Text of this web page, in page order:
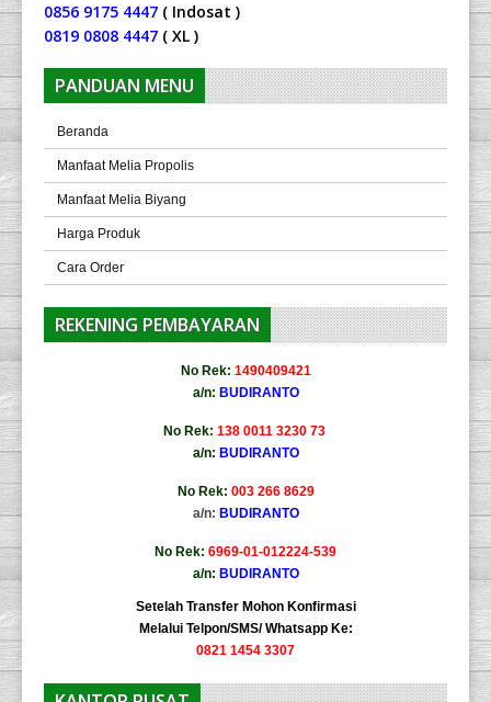
0856 9175 4447 ( Indosat )
0819 0808 4447 ( XL )
PANDUAN MENU
Beranda
Manfaat Melia Propolis
Manfaat Melia Biyang
Harga Produk
Cara Order
REKENING PEMBAYARAN
No Rek: 1490409421
a/n: BUDIRANTO
No Rek: 138 0011 3230 73
a/n: BUDIRANTO
No Rek: 003 266 8629
a/n: BUDIRANTO
No Rek: 6969-01-012224-539
a/n: BUDIRANTO
Setelah Transfer Mohon Konfirmasi
Melalui Telpon/SMS/ Whatsapp Ke:
0821 1454 3307